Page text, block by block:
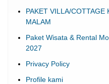
PAKET VILLA/COTTAGE
MALAM
Paket Wisata & Rental
2027
Privacy Policy
Profile kami